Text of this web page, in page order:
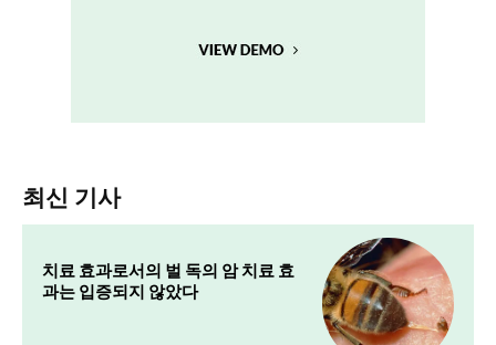
최신 기사
치료 효과로서의 벌 독의 암 치료 효
과는 입증되지 않았다